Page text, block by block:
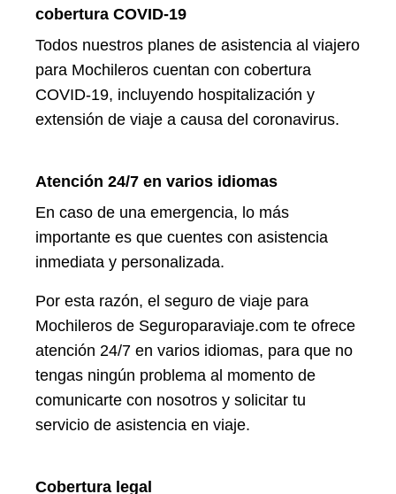
cobertura COVID-19
Todos nuestros planes de asistencia al viajero
para Mochileros cuentan con cobertura
COVID-19, incluyendo hospitalización y
extensión de viaje a causa del coronavirus.
Atención 24/7 en varios idiomas
En caso de una emergencia, lo más
importante es que cuentes con asistencia
inmediata y personalizada.
Por esta razón, el seguro de viaje para
Mochileros de Seguroparaviaje.com te ofrece
atención 24/7 en varios idiomas, para que no
tengas ningún problema al momento de
comunicarte con nosotros y solicitar tu
servicio de asistencia en viaje.
Cobertura legal